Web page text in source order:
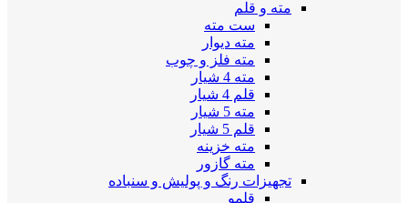
مته و قلم
ست مته
مته دیوار
مته فلز و چوب
مته 4 شیار
قلم 4 شیار
مته 5 شیار
قلم 5 شیار
مته خزینه
مته گازور
تجهیزات رنگ و پولیش و سنباده
قلمو